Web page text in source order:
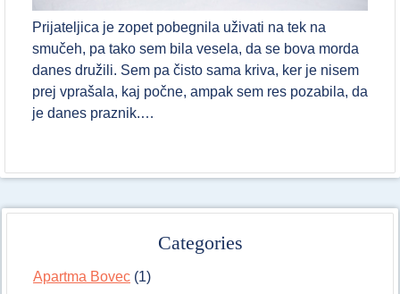
Prijateljica je zopet pobegnila uživati na tek na
smučeh, pa tako sem bila vesela, da se bova morda
danes družili. Sem pa čisto sama kriva, ker je nisem
prej vprašala, kaj počne, ampak sem res pozabila, da
je danes praznik.…
Categories
Apartma Bovec (1)